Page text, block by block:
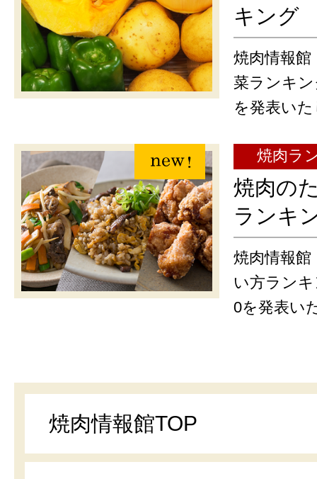
キング
焼肉情報館
菜ランキ
を発表い
焼肉ラ
焼肉の
ランキ
焼肉情報
い方ラン
0を発表い
焼肉情報館TOP